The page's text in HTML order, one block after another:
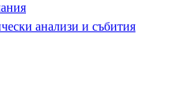
анализи и събития